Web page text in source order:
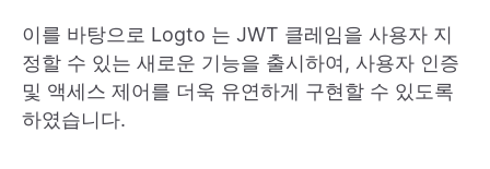
이를 바탕으로 Logto 는 JWT 클레임을 사용자 지
정할 수 있는 새로운 기능을 출시하여, 사용자 인증
및 액세스 제어를 더욱 유연하게 구현할 수 있도록
하였습니다.